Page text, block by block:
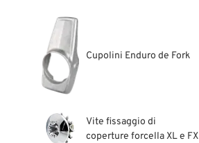
Cupolini Enduro de Fork
Vite fissaggio di
coperture forcella XL e FX